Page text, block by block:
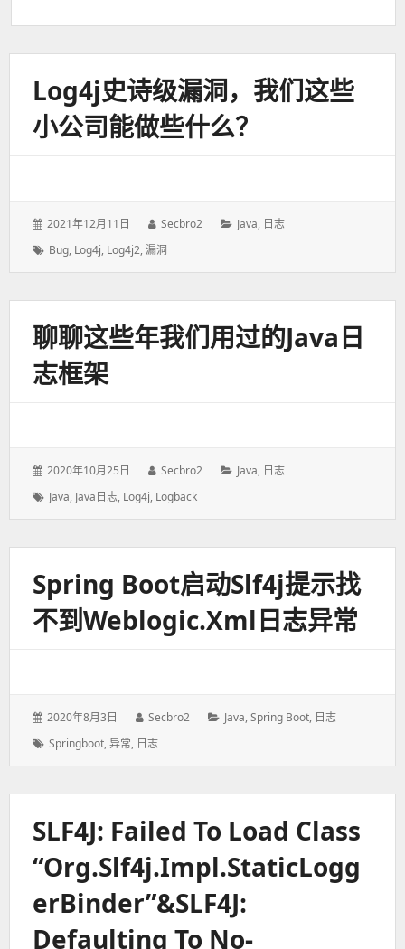
Log4j史诗级漏洞，我们这些
小公司能做些什么？
发
于：
2021年12月11日
作
Secbro2
分
Java, 日志
标
Bug, Log4j, Log4j2,漏洞
聊聊这些年我们用过的Java日
志框架
发
于：
2020年10月25日
作
Secbro2
分
Java, 日志
标
Java, Java日志, Log4j, Logback
Spring Boot启动slf4j提示找
不到weblogic.xml日志异常
发
于：
2020年8月3日
作
者：
Secbro2
分
Java,Spring Boot, 日志
标
Springboot,异常, 日志
SLF4J: Failed To Load Class
“org.slf4j.impl.StaticLogg
ErBinder”&SLF4J:
Defaulting To No-